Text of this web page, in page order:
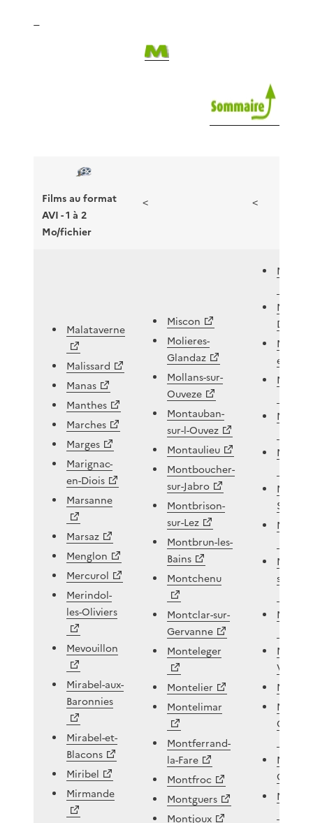
Films au format
AVI - 1 à 2
Mo/fichier
< <
Malataverne
Malissard
Manas
Manthes
Marches
Marges
Marignac-
en-Diois
Marsanne
Marsaz
Menglon
Mercurol
Merindol-
les-Oliviers
Mevouillon
Mirabel-aux-
Baronnies
Mirabel-et-
Blacons
Miribel
Mirmande
Miscon
Molieres-
Glandaz
Mollans-sur-
Ouveze
Montauban-
sur-l-Ouvez
Montaulieu
Montboucher-
sur-Jabro
Montbrison-
sur-Lez
Montbrun-les-
Bains
Montchenu
Montclar-sur-
Gervanne
Monteleger
Montelier
Montelimar
Montferrand-
la-Fare
Montfroc
Montguers
Montjoux
Diois
en-
sur-
Moras-
Valloire
Motte-
Motte-
Motte-